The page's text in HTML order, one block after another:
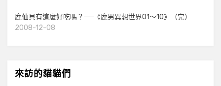
鹿仙貝有這麼好吃嗎？──《鹿男異想世界01～10》（完）
2008-12-08
來訪的貓貓們